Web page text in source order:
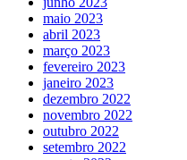
maio 2023
abril 2023
março 2023
fevereiro 2023
janeiro 2023
dezembro 2022
novembro 2022
outubro 2022
setembro 2022